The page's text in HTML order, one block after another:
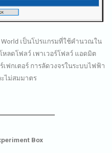
เป็นโปรแกรมที่ใช้คำนวณใน
หลดโฟลว์ เพาเวอร์โฟลว์ แอดมิต
เฟกเตอร์ การลัดวงจรในระบบไฟฟ้า
ไม่สมมาตร
Box